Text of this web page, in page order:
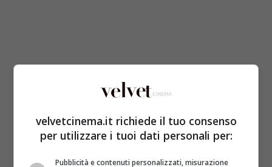
velvetcinema.it richiede il tuo consenso
per utilizzare i tuoi dati personali per:
Pubblicità e contenuti personalizzati, misurazione